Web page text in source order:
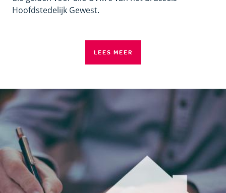
Hoofdstedelijk Gewest.
LEES MEER